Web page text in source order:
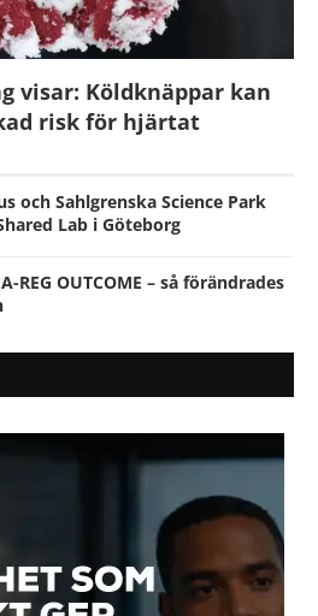
visar: Köldknäppar kan
risk för hjärtat
och Sahlgrenska Science Park
Lab i Göteborg
REG OUTCOME – så förändrades